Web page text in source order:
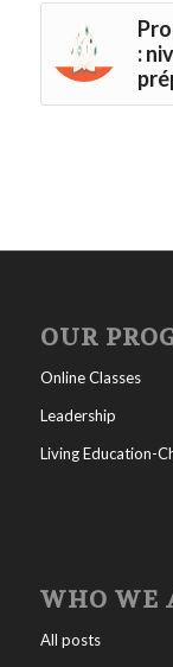
:
OUR
Online Classes
Leadership
Living Education-
WHO WE
All posts